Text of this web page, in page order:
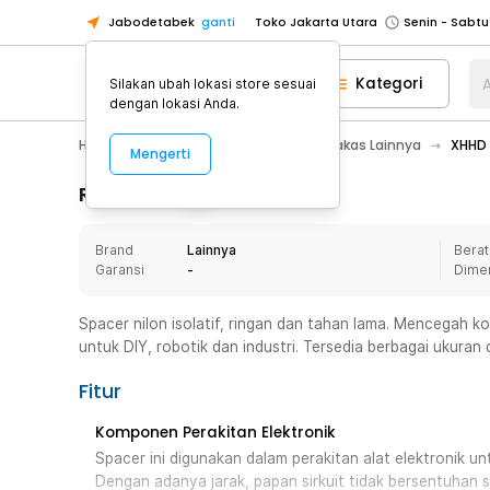
Jabodetabek ganti Toko Jakarta Utara
Toko Tangerang
Toko Cikupa
Pick n Go Jakarta Barat
Senin -
Pick n Go Bekasi
Senin - Jumat
Senin - Jumat
Senin -
Senin -
Toko Tangerang
Toko Cikupa
Senin -
Pick n Go Depok
Senin - Jumat
Kategori
Home Appliance Perkakas Lainnya
Rincian Produk
Brand
Lainnya
Garansi
-
Spacer nilon isolatif, ringan dan tahan lama. Mencegah
untuk DIY, robotik dan industri. Tersedia berbagai ukuran
Fitur
Komponen Perakitan Elektronik
Spacer ini digunakan dalam perakitan alat elektronik
Dengan adanya jarak, papan sirkuit tidak bersentuhan
Silakan ubah lokasi store sesuai
dengan lokasi Anda.
Mengerti